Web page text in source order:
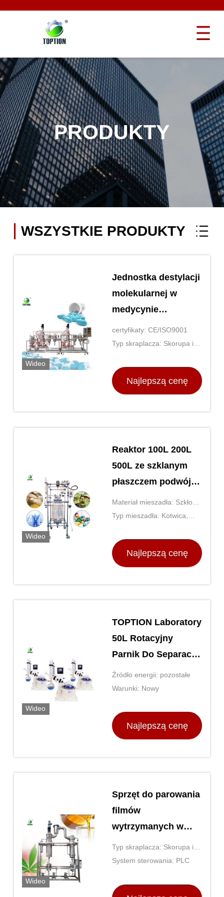
PRODUKTY
WSZYSTKIE PRODUKTY
Wideo
Jednostka destylacji
molekularnej w
medycynie
zachodniej TOPTION
Wielokrotne etapy
certyfikaty: CE/ISO9001
Typ skraplacza: Skorupa i
Najlepszą cenę
Wideo
Reaktor 100L 200L
500L ze szklanym
płaszczem podwójna
warstwa
Materiał mieszadła: Szkło
lub stal nierdzewna
Typ mieszadła: Kotwica,
Najlepszą cenę
Wideo
TOPTION Laboratory
50L Rotacyjny
Parnik Do Separacji
Chemicznej Źródło energii: pozostałe
Warunki: Nowy
Najlepszą cenę
Wideo
Sprzęt do parowania
filmów
wytrzymanych w
przemyśle CBD
Typ skraplacza: Skorupa i
rura
System sterowania: PLC